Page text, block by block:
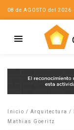
08 de AGOSTO del 2026
Inicio / Arquitectura /
Mathias Goeritz